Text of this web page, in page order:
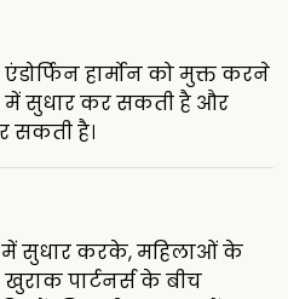
हार्मोन को मुक्त करने
में सुधार कर सकती है और
सकती है।
में सुधार करके, महिलाओं के
पार्टनर्स के बीच